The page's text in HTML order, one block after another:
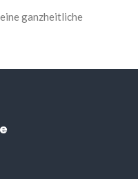
ganzheitliche